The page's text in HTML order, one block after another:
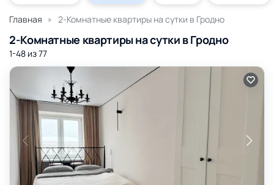
Главная 2-Комнатные квартиры на сутки в Гродно
2-Комнатные квартиры на сутки в Гродно
1-48 из77